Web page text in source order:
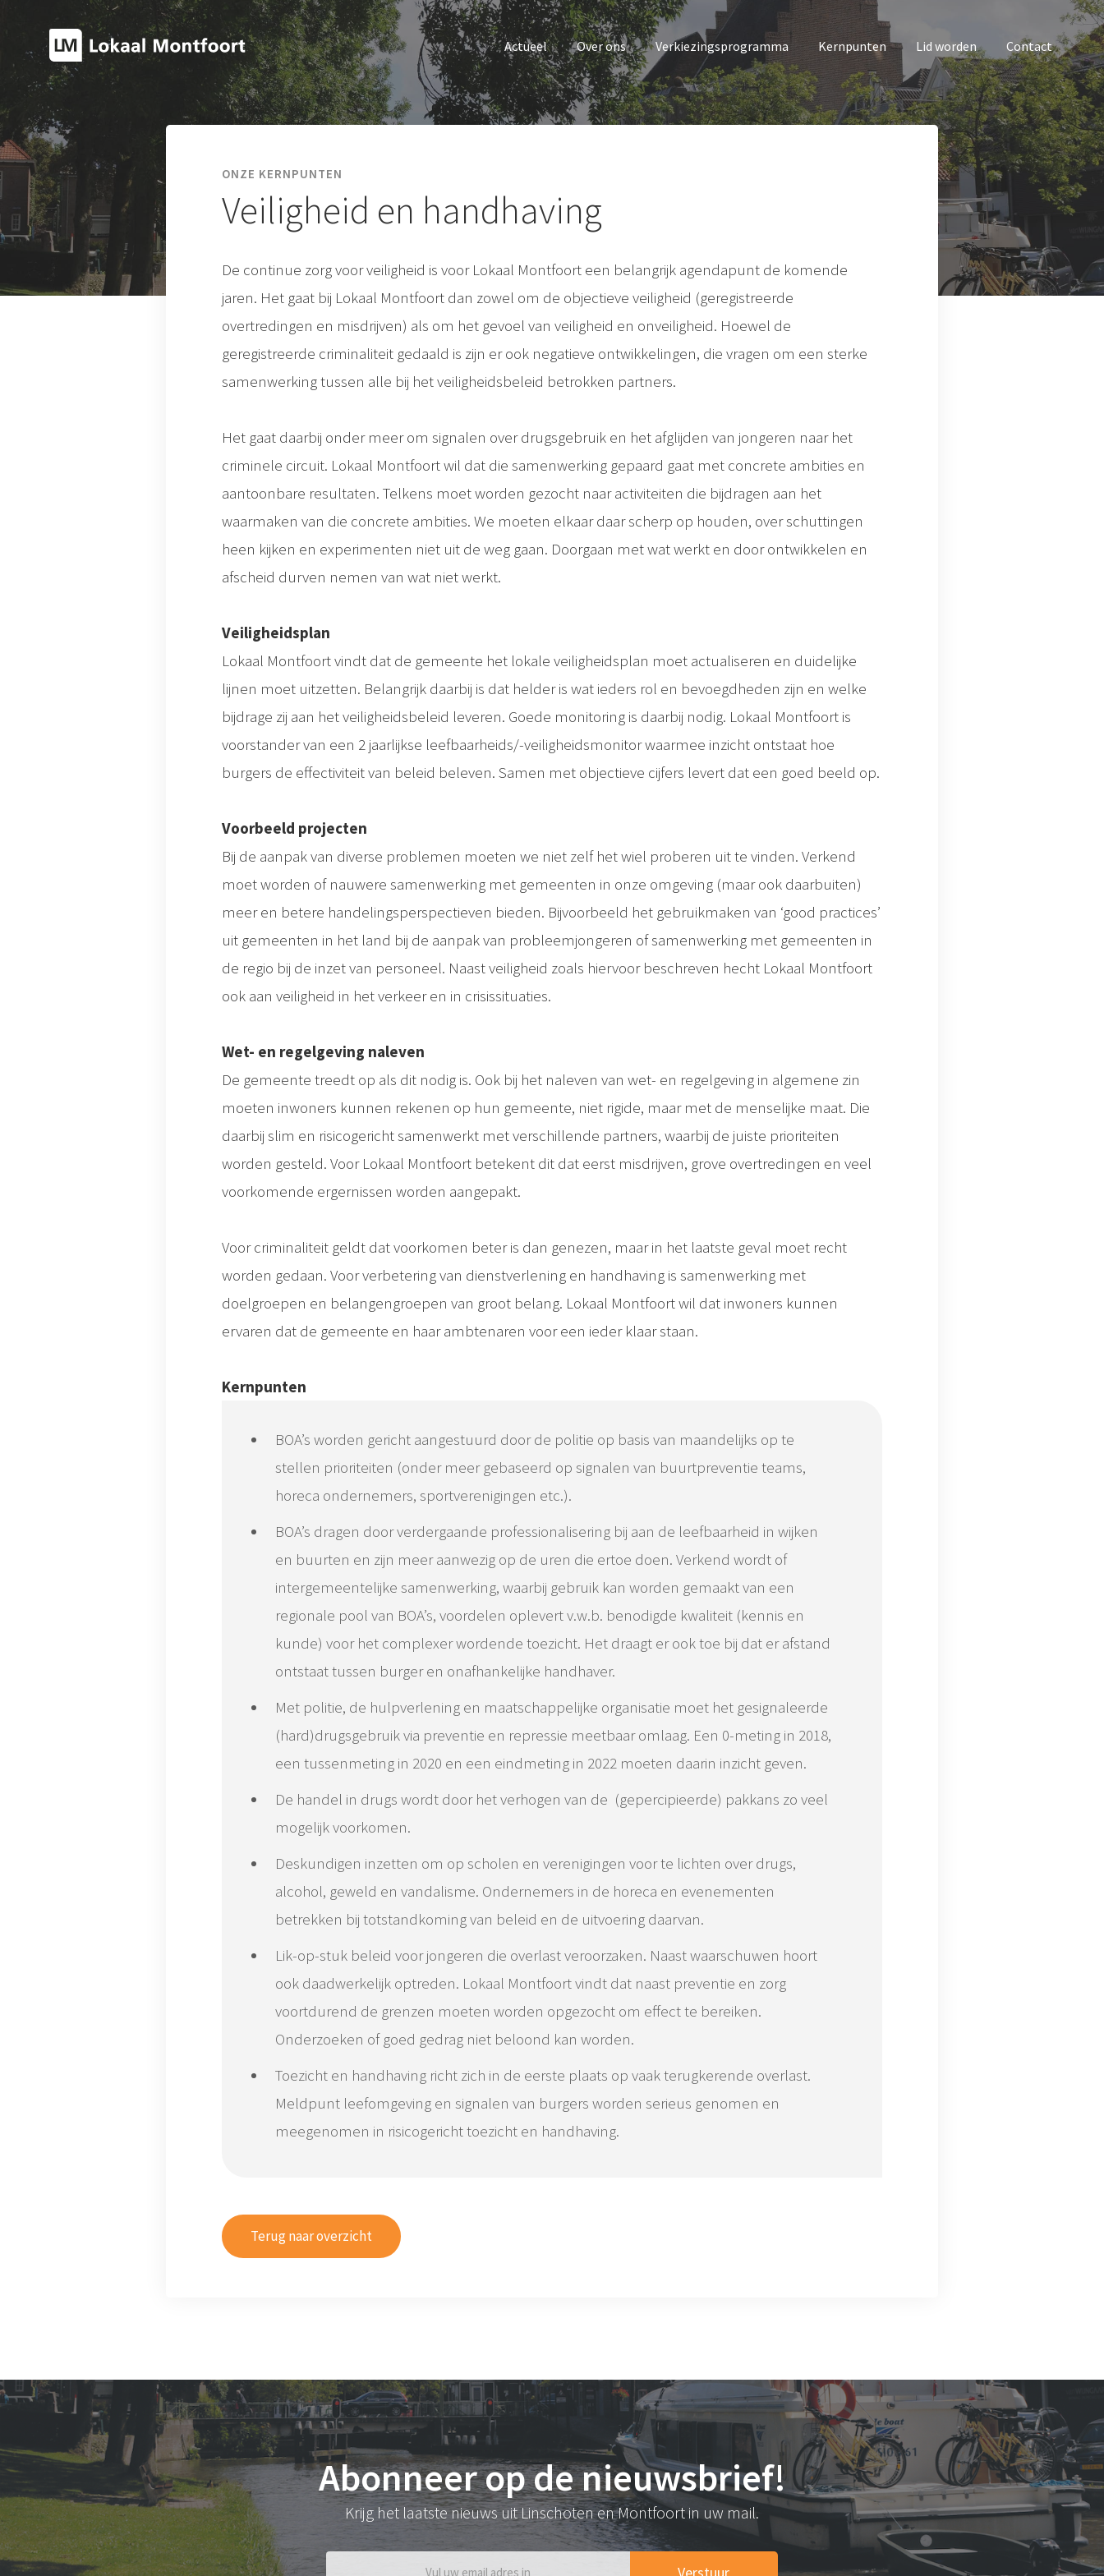
Actueel Over ons Verkiezingsprogramma Kernpunten Lid worden Contact
ONZE KERNPUNTEN
Veiligheid en handhaving
De continue zorg voor veiligheid is voor Lokaal Montfoort een belangrijk agendapunt de komende
jaren. Het gaat bij Lokaal Montfoort dan zowel om de objectieve veiligheid (geregistreerde
overtredingen en misdrijven) als om het gevoel van veiligheid en onveiligheid. Hoewel de
geregistreerde criminaliteit gedaald is zijn er ook negatieve ontwikkelingen, die vragen om een sterke
samenwerking tussen alle bij het veiligheidsbeleid betrokken partners.
Het gaat daarbij onder meer om signalen over drugsgebruik en het afglijden van jongeren naar het
criminele circuit. Lokaal Montfoort wil dat die samenwerking gepaard gaat met concrete ambities en
aantoonbare resultaten. Telkens moet worden gezocht naar activiteiten die bijdragen aan het
waarmaken van die concrete ambities. We moeten elkaar daar scherp op houden, over schuttingen
heen kijken en experimenten niet uit de weg gaan. Doorgaan met wat werkt en door ontwikkelen en
afscheid durven nemen van wat niet werkt.
Veiligheidsplan
Lokaal Montfoort vindt dat de gemeente het lokale veiligheidsplan moet actualiseren en duidelijke
lijnen moet uitzetten. Belangrijk daarbij is dat helder is wat ieders rol en bevoegdheden zijn en welke
bijdrage zij aan het veiligheidsbeleid leveren. Goede monitoring is daarbij nodig. Lokaal Montfoort is
voorstander van een 2 jaarlijkse leefbaarheids/-veiligheidsmonitor waarmee inzicht ontstaat hoe
burgers de effectiviteit van beleid beleven. Samen met objectieve cijfers levert dat een goed beeld op.
Voorbeeld projecten
Bij de aanpak van diverse problemen moeten we niet zelf het wiel proberen uit te vinden. Verkend
moet worden of nauwere samenwerking met gemeenten in onze omgeving (maar ook daarbuiten)
meer en betere handelingsperspectieven bieden. Bijvoorbeeld het gebruikmaken van ‘good practices’
uit gemeenten in het land bij de aanpak van probleemjongeren of samenwerking met gemeenten in
de regio bij de inzet van personeel. Naast veiligheid zoals hiervoor beschreven hecht Lokaal Montfoort
ook aan veiligheid in het verkeer en in crisissituaties.
Wet- en regelgeving naleven
De gemeente treedt op als dit nodig is. Ook bij het naleven van wet- en regelgeving in algemene zin
moeten inwoners kunnen rekenen op hun gemeente, niet rigide, maar met de menselijke maat. Die
daarbij slim en risicogericht samenwerkt met verschillende partners, waarbij de juiste prioriteiten
worden gesteld. Voor Lokaal Montfoort betekent dit dat eerst misdrijven, grove overtredingen en veel
voorkomende ergernissen worden aangepakt.
Voor criminaliteit geldt dat voorkomen beter is dan genezen, maar in het laatste geval moet recht
worden gedaan. Voor verbetering van dienstverlening en handhaving is samenwerking met
doelgroepen en belangengroepen van groot belang. Lokaal Montfoort wil dat inwoners kunnen
ervaren dat de gemeente en haar ambtenaren voor een ieder klaar staan.
Kernpunten
BOA’s worden gericht aangestuurd door de politie op basis van maandelijks op te
stellen prioriteiten (onder meer gebaseerd op signalen van buurtpreventie teams,
horeca ondernemers, sportverenigingen etc.).
BOA’s dragen door verdergaande professionalisering bij aan de leefbaarheid in wijken
en buurten en zijn meer aanwezig op de uren die ertoe doen. Verkend wordt of
intergemeentelijke samenwerking, waarbij gebruik kan worden gemaakt van een
regionale pool van BOA’s, voordelen oplevert v.w.b. benodigde kwaliteit (kennis en
kunde) voor het complexer wordende toezicht. Het draagt er ook toe bij dat er afstand
ontstaat tussen burger en onafhankelijke handhaver.
Met politie, de hulpverlening en maatschappelijke organisatie moet het gesignaleerde
(hard)drugsgebruik via preventie en repressie meetbaar omlaag. Een 0-meting in 2018,
een tussenmeting in 2020 en een eindmeting in 2022 moeten daarin inzicht geven.
De handel in drugs wordt door het verhogen van de (gepercipieerde) pakkans zo veel
mogelijk voorkomen.
Deskundigen inzetten om op scholen en verenigingen voor te lichten over drugs,
alcohol, geweld en vandalisme. Ondernemers in de horeca en evenementen
betrekken bij totstandkoming van beleid en de uitvoering daarvan.
Lik-op-stuk beleid voor jongeren die overlast veroorzaken. Naast waarschuwen hoort
ook daadwerkelijk optreden. Lokaal Montfoort vindt dat naast preventie en zorg
voortdurend de grenzen moeten worden opgezocht om effect te bereiken.
Onderzoeken of goed gedrag niet beloond kan worden.
Toezicht en handhaving richt zich in de eerste plaats op vaak terugkerende overlast.
Meldpunt leefomgeving en signalen van burgers worden serieus genomen en
meegenomen in risicogericht toezicht en handhaving.
Terug naar overzicht
Abonneer op de nieuwsbrief!
Krijg het laatste nieuws uit Linschoten en Montfoort in uw mail.